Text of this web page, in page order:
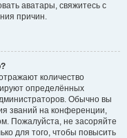
аватары, свяжитесь с
причин.
количество
определённых
Обычно вы
званий на конференции,
Пожалуйста, не засоряйте
для того, чтобы повысить